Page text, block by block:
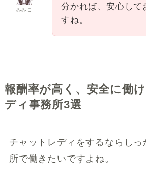
みみこ
分かれば、安心して
すね。
報酬率が高く、安全に働
ディ事務所3選
チャットレディをするならしっ
所で働きたいですよね。